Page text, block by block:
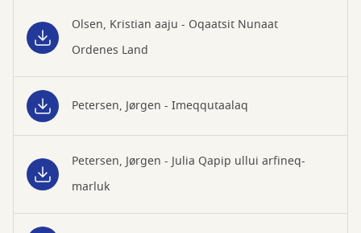
Olsen, Kristian aaju - Oqaatsit Nunaat
Ordenes Land
Petersen, Jørgen - Imeqqutaalaq
Petersen, Jørgen - Julia Qapip ullui arfineq-
marluk